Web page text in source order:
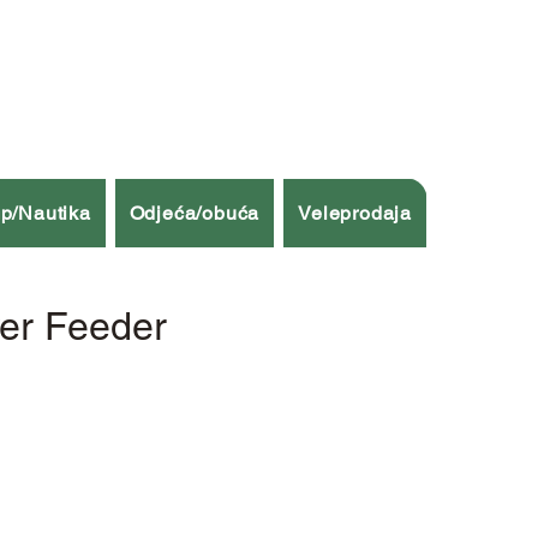
Nautika Odjeća/obuća Veleprodaja
Feeder